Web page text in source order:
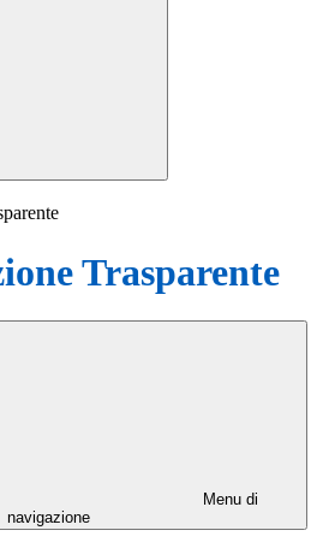
Trasparente
Menu di
navigazione